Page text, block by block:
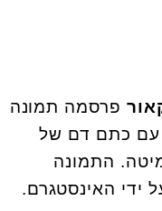
פרסמה תמונה
עם כתם דם של
התמונה
ידי האינסטגרם.